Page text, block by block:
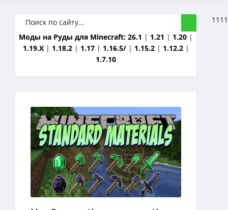
Моды на Руды для Minecraft: 26.1 | 1.21 | 1.20 |
1.19.X | 1.18.2 | 1.17 | 1.16.5/ | 1.15.2 | 1.12.2 |
1.7.10
1111